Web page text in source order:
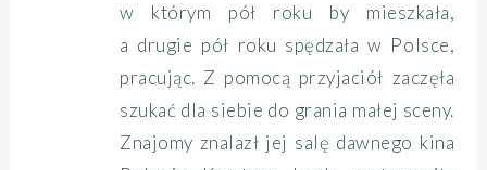
w którym pół roku by mieszkała,
a drugie pół roku spędzała w Polsce,
pracując. Z pomocą przyjaciół zaczęła
szukać dla siebie do grania małej sceny.
Znajomy znalazł jej salę dawnego kina